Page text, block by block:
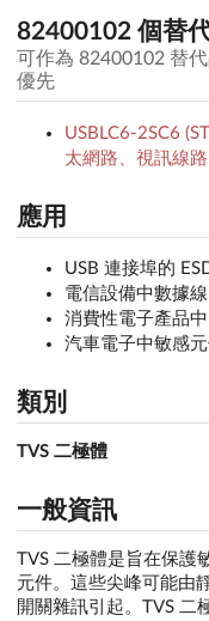
82400102 個替
可作為 82400102 替
優先
USBLC6-2SC6
太網路、視訊線
應用
USB 連接埠的
電信設備中數據
消費性電子產品
汽車電子中敏感
類別
TVS 二極體
一般資訊
TVS 二極體是旨在保護
元件。這些尖峰可能由
開關雜訊引起。TVS 二